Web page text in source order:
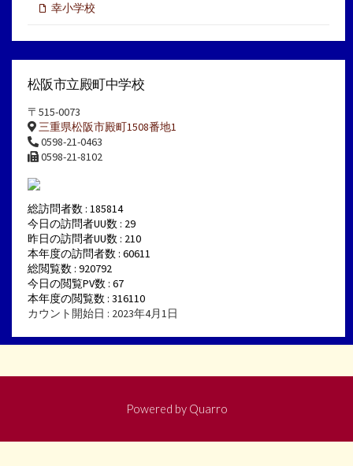
幸小学校
松阪市立殿町中学校
〒515-0073
三重県松阪市殿町1508番地1
0598-21-0463
0598-21-8102
総訪問者数 : 185814
今日の訪問者UU数 : 29
昨日の訪問者UU数 : 210
本年度の訪問者数 : 60611
総閲覧数 : 920792
今日の閲覧PV数 : 67
本年度の閲覧数 : 316110
カウント開始日 : 2023年4月1日
Powered by Quarro